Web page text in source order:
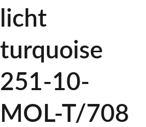
licht
turquoise
251-10-
MOL-T/708